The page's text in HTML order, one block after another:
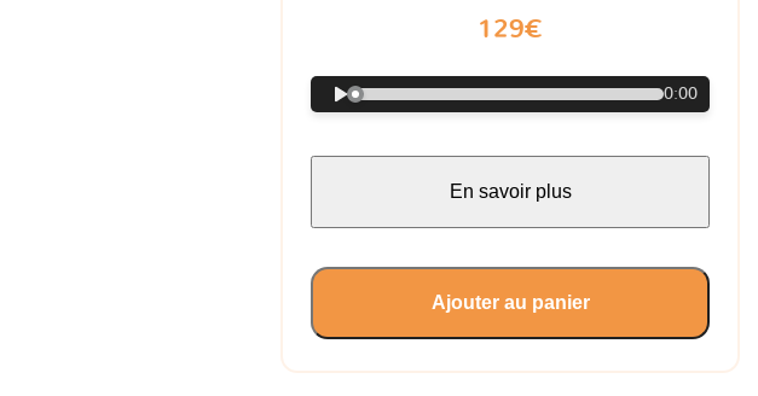
129€
0:00
En savoir plus
Ajouter au panier